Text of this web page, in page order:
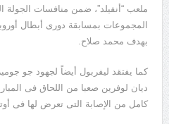
ملعب “أنفيلد”، ضمن منافسات الجولة
المجموعات بمسابقة دورى أبطال
بهدف محمد صلاح.
كما يفتقد ليفربول أيضاً لجهود جو
ديان لوفرين صعبا من اللحاق فى
كامل من الإصابة التى تعرض لها فى